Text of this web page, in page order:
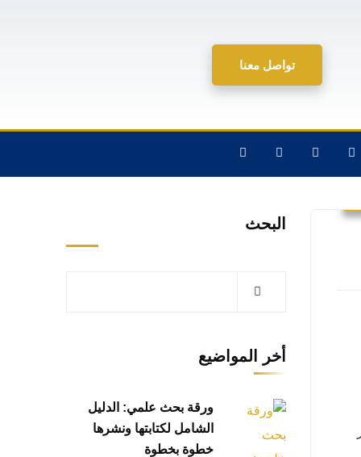
تواصل معنا
البحث
أخر المواضيع
ورقة بحث علمي: الدليل
الشامل لكتابتها ونشرها
خطوة بخطوة